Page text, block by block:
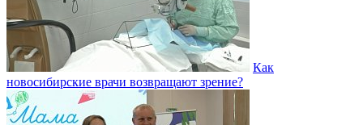
Как
новосибирские врачи возвращают зрение?